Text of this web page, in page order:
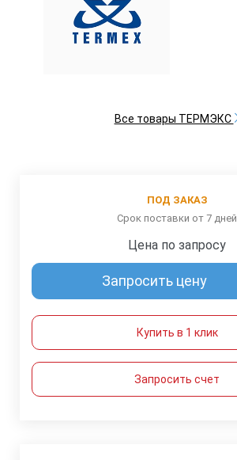
Все товары ТЕРМЭКС
ПОД ЗАКАЗ
Срок поставки от 7 дней
Цена по запросу
Запросить цену
Купить в 1 клик
Запросить счет